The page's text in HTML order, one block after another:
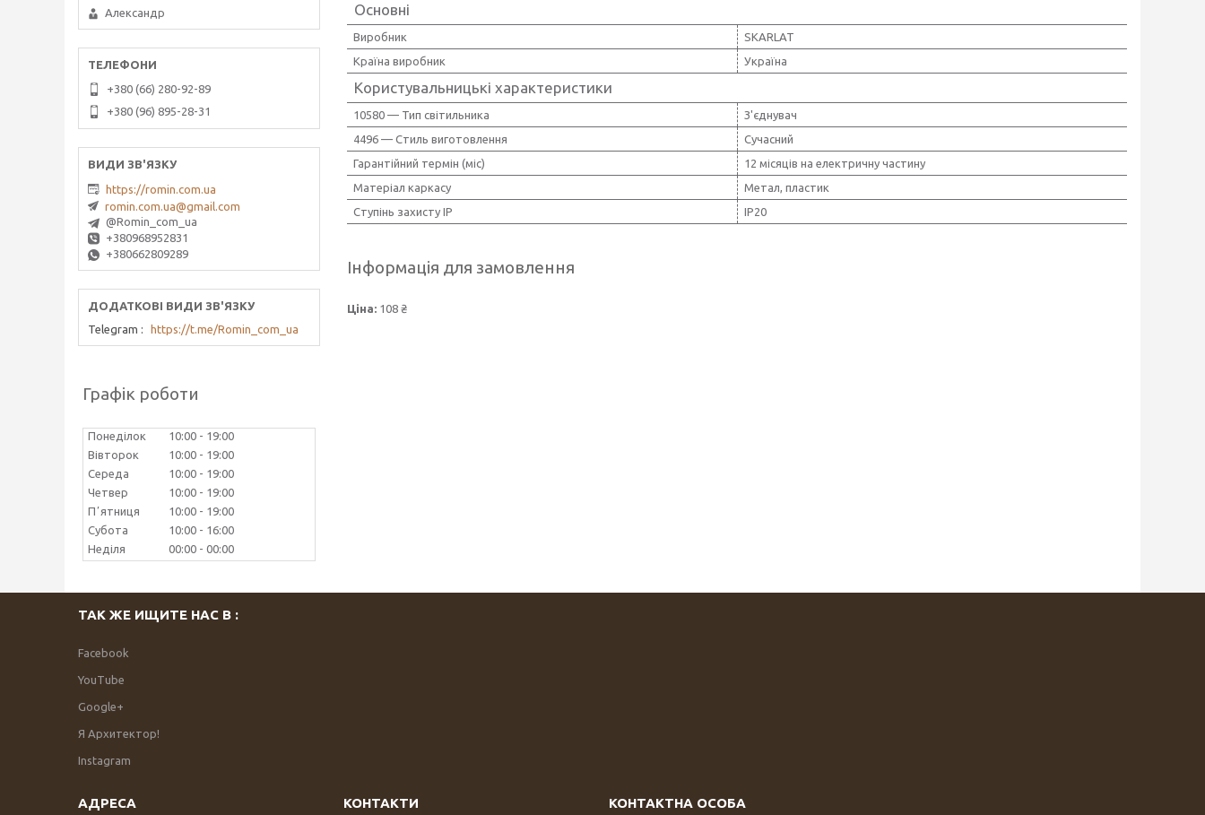
Основні
Виробник
SKARLAT
Країна виробник
Україна
Користувальницькі характеристики
10580 — Тип світильника
З'єднувач
4496 — Стиль виготовлення
Сучасний
Гарантійний термін (міс)
12 місяців на електричну частину
Матеріал каркасу
Метал, пластик
Ступінь захисту IP
IP20
Інформація для замовлення
Ціна: 108 ₴
Александр
+380 (66) 280-92-89
+380 (96) 895-28-31
https://romin.com.ua
romin.com.ua@gmail.com
@Romin_com_ua
+380968952831
+380662809289
Telegram https://t.me/Romin_com_ua
Графік роботи
Понеділок 10:00
19:00
Вівторок
10:00
19:00
Середа
10:00
19:00
Четвер
10:00
19:00
Пʼятниця
10:00
19:00
Субота
10:00
16:00
Неділя
00:00 00:00
ТАК ЖЕ ИЩИТЕ НАС В :
Facebook
YouTube
Google+
Я Архитектор!
Instagram